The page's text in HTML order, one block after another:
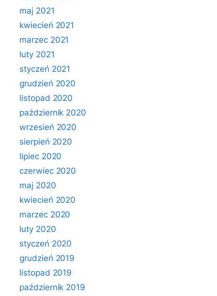
maj 2021
kwiecień 2021
marzec 2021
luty 2021
styczeń 2021
grudzień 2020
listopad 2020
październik 2020
wrzesień 2020
sierpień 2020
lipiec 2020
czerwiec 2020
maj 2020
kwiecień 2020
marzec 2020
luty 2020
styczeń 2020
grudzień 2019
listopad 2019
październik 2019